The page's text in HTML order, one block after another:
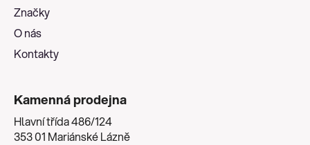
Značky
O nás
Kontakty
Kamenná prodejna
Hlavní třída 486/124
353 01 Mariánské Lázně